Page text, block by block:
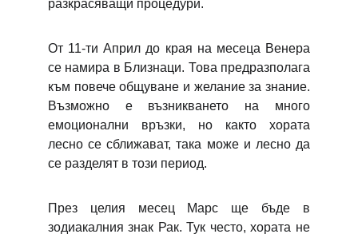
разкрасяващи процедури.
От 11-ти Април до края на месеца Венера
се намира в Близнаци. Това предразполага
към повече общуване и желание за знание.
Възможно е възникването на много
емоционални връзки, но както хората
лесно се сближават, така може и лесно да
се разделят в този период.
През целия месец Марс ще бъде в
зодиакалния знак Рак. Тук често, хората не